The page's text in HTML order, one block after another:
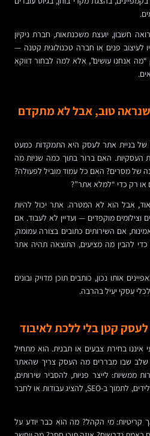
חשבון, יועצת משכנתאות, חברת ניקיון
לעיצוב פנים או חברה טכנולוגית קטנה —
אנחנו עושים”, אלא למה לבחור דווקא
טוב, אבל לא מתקדם
של בניית אתר לעסק היא התמקדות כמעט
העסקיות. האם ברור בתוך כמה שניות מה
של מסרים? האם כל עמוד מוביל לפעולה?
או רק כדי “למלא אתר”?
אבל הוא לא המטרה. אתר יכול להיות
וצילומים מוקפדים — ועדיין לא לעבוד. אם
אם השירותים כתובים בצורה עמומה,
כדי להבין מה מציעים, התוצאה תהיה אתר
אותו נכון, כותבים תוכן מדויק ובונים
עסקי יעיל בהרבה.
קטן בלי ללכת לאיבוד
בחירת צבעים או תבנית. הוא מתחיל
שלב שבו מבררים מה העסק צריך שהאתר
ממשיות: לייצר פניות, להסביר שירותים,
לקבוע פגישות, לחזק אמון, לאסוף לידים, לתמוך ב-SEO, להציג עבודות או לחבר
קריטיות: מי הקהל? מה הוא כבר יודע על